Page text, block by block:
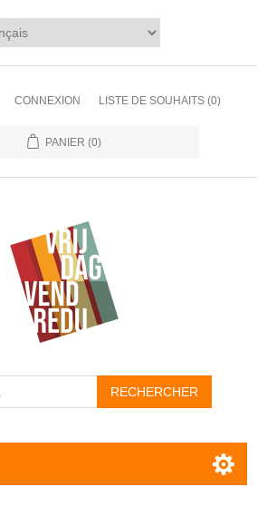
CONNEXION LISTE DE SOUHAITS (0)
PANIER (0)